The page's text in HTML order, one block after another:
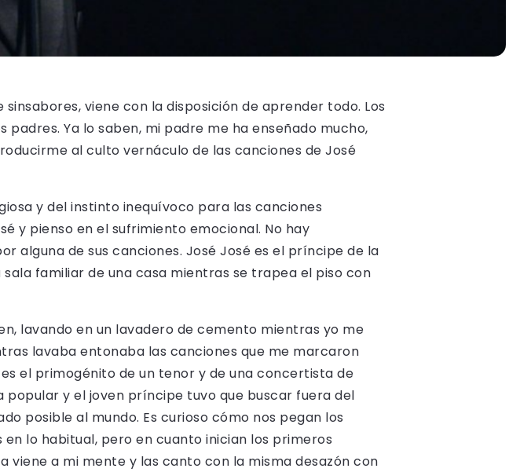
viene con la disposición de aprender todo. Los
Ya lo saben, mi padre me ha enseñado mucho,
al culto vernáculo de las canciones de José
y del instinto inequívoco para las canciones
y pienso en el sufrimiento emocional. No hay
alguna de sus canciones. José José es el príncipe de la
familiar de una casa mientras se trapea el piso con
lavando en un lavadero de cemento mientras yo me
lavaba entonaba las canciones que me marcaron
el primogénito de un tenor y de una concertista de
popular y el joven príncipe tuvo que buscar fuera del
posible al mundo. Es curioso cómo nos pegan los
lo habitual, pero en cuanto inician los primeros
a mi mente y las canto con la misma desazón con